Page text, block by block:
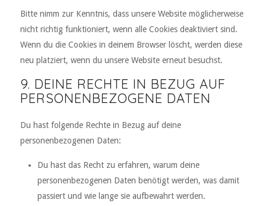
Bitte nimm zur Kenntnis, dass unsere Website möglicherweise
nicht richtig funktioniert, wenn alle Cookies deaktiviert sind.
Wenn du die Cookies in deinem Browser löscht, werden diese
neu platziert, wenn du unsere Website erneut besuchst.
9. DEINE RECHTE IN BEZUG AUF
PERSONENBEZOGENE DATEN
Du hast folgende Rechte in Bezug auf deine
personenbezogenen Daten:
Du hast das Recht zu erfahren, warum deine
personenbezogenen Daten benötigt werden, was damit
passiert und wie lange sie aufbewahrt werden.